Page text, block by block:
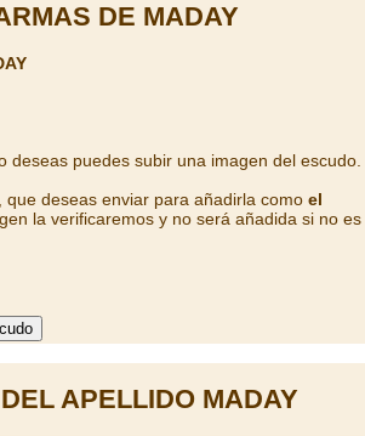
DE MADAY
puedes subir una imagen del escudo.
deseas enviar para añadirla como el
la verificaremos y no será añadida si no es
APELLIDO MADAY